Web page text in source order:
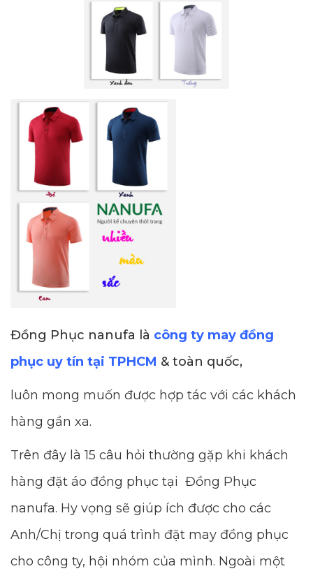
Đồng Phục nanufa là công ty may đồng
phục uy tín tại TPHCM & toàn quốc,
luôn mong muốn được hợp tác với các khách
hàng gần xa.
Trên đây là 15 câu hỏi thường gặp khi khách
hàng đặt áo đồng phục tại Đồng Phục
nanufa. Hy vọng sẽ giúp ích được cho các
Anh/Chị trong quá trình đặt may đồng phục
cho công ty, hội nhóm của mình. Ngoài một